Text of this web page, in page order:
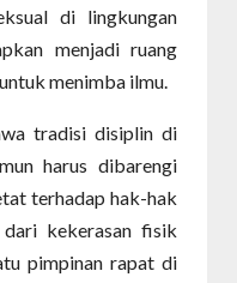
di lingkungan
menjadi ruang
menimba ilmu.
tradisi disiplin di
harus dibarengi
terhadap hak-hak
kekerasan fisik
pimpinan rapat di